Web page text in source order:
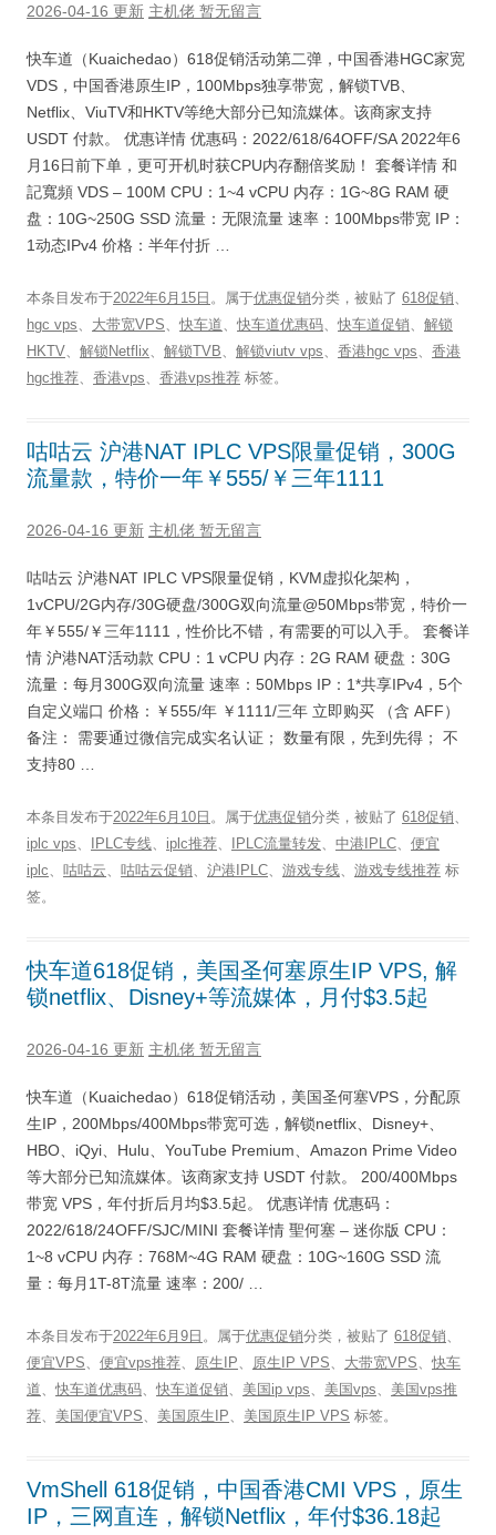
2026-04-16 更新 主机佬 暂无留言
快车道（Kuaichedao）618促销活动第二弹，中国香港HGC家宽
VDS，中国香港原生IP，100Mbps独享带宽，解锁TVB、
Netflix、ViuTV和HKTV等绝大部分已知流媒体。该商家支持
USDT 付款。 优惠详情 优惠码：2022/618/64OFF/SA 2022年6
月16日前下单，更可开机时获CPU内存翻倍奖励！ 套餐详情 和
記寬頻 VDS – 100M CPU：1~4 vCPU 内存：1G~8G RAM 硬
盘：10G~250G SSD 流量：无限流量 速率：100Mbps带宽 IP：
1动态IPv4 价格：半年付折 …
本条目发布于2022年6月15日 。属于优惠促销分类，被贴了 618促销、
hgc vps、 大带宽VPS、 快车道、 快车道优惠码、 快车道促销、 解锁
HKTV、 解锁Netflix、 解锁TVB、 解锁viutv vps、 香港hgc vps、 香港
hgc推荐、 香港vps、 香港vps推荐 标签。
咕咕云 沪港NAT IPLC VPS限量促销，300G
流量款，特价一年￥555/￥三年1111
2026-04-16 更新 主机佬 暂无留言
咕咕云 沪港NAT IPLC VPS限量促销，KVM虚拟化架构，
1vCPU/2G内存/30G硬盘/300G双向流量@50Mbps带宽，特价一
年￥555/￥三年1111，性价比不错，有需要的可以入手。 套餐详
情 沪港NAT活动款 CPU：1 vCPU 内存：2G RAM 硬盘：30G
流量：每月300G双向流量 速率：50Mbps IP：1*共享IPv4，5个
自定义端口 价格：￥555/年 ￥1111/三年 立即购买 （含 AFF）
备注： 需要通过微信完成实名认证； 数量有限，先到先得； 不
支持80 …
本条目发布于2022年6月10日 。属于优惠促销分类，被贴了 618促销、
iplc vps、 IPLC专线、 iplc推荐、 IPLC流量转发、 中港IPLC、 便宜
iplc、 咕咕云、 咕咕云促销、 沪港IPLC、 游戏专线、 游戏专线推荐 标
签。
快车道618促销，美国圣何塞原生IP VPS, 解
锁netflix、Disney+等流媒体，月付$3.5起
2026-04-16 更新 主机佬 暂无留言
快车道（Kuaichedao）618促销活动，美国圣何塞VPS，分配原
生IP，200Mbps/400Mbps带宽可选，解锁netflix、Disney+、
HBO、iQyi、Hulu、YouTube Premium、Amazon Prime Video
等大部分已知流媒体。该商家支持 USDT 付款。 200/400Mbps
带宽 VPS，年付折后月均$3.5起。 优惠详情 优惠码：
2022/618/24OFF/SJC/MINI 套餐详情 聖何塞 – 迷你版 CPU：
1~8 vCPU 内存：768M~4G RAM 硬盘：10G~160G SSD 流
量：每月1T-8T流量 速率：200/ …
本条目发布于2022年6月9日 。属于优惠促销分类，被贴了 618促销、
便宜VPS、 便宜vps推荐、 原生IP、 原生IP VPS、 大带宽VPS、 快车
道、 快车道优惠码、 快车道促销、 美国ip vps、 美国vps、 美国vps推
荐、 美国便宜VPS、 美国原生IP、 美国原生IP VPS 标签。
VmShell 618促销，中国香港CMI VPS，原生
IP，三网直连，解锁Netflix，年付$36.18起